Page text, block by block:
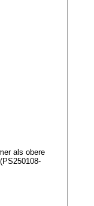
als obere